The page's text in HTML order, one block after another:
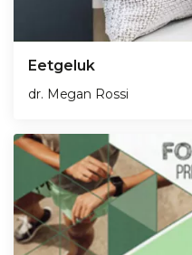
Eetgeluk
dr. Megan Rossi